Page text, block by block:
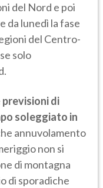
del Nord e poi
da lunedì la fase
del Centro-
solo
previsioni di
soleggiato in
annuvolamento
non si
di montagna
di sporadiche